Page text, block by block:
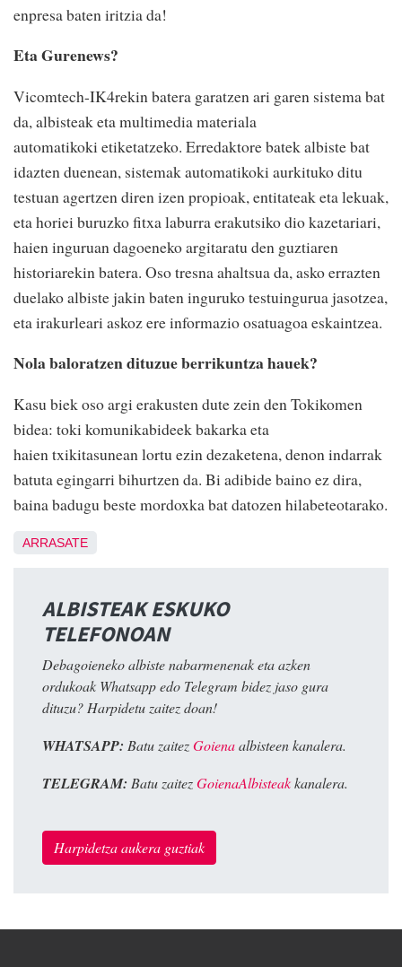
enpresa baten iritzia da!
Eta Gurenews?
Vicomtech-IK4rekin batera garatzen ari garen sistema bat
da, albisteak eta multimedia materiala
automatikoki etiketatzeko. Erredaktore batek albiste bat
idazten duenean, sistemak automatikoki aurkituko ditu
testuan agertzen diren izen propioak, entitateak eta lekuak,
eta horiei buruzko fitxa laburra erakutsiko dio kazetariari,
haien inguruan dagoeneko argitaratu den guztiaren
historiarekin batera. Oso tresna ahaltsua da, asko errazten
duelako albiste jakin baten inguruko testuingurua jasotzea,
eta irakurleari askoz ere informazio osatuagoa eskaintzea.
Nola baloratzen dituzue berrikuntza hauek?
Kasu biek oso argi erakusten dute zein den Tokikomen
bidea: toki komunikabideek bakarka eta
haien txikitasunean lortu ezin dezaketena, denon indarrak
batuta egingarri bihurtzen da. Bi adibide baino ez dira,
baina badugu beste mordoxka bat datozen hilabeteotarako.
ARRASATE
ALBISTEAK ESKUKO
TELEFONOAN
Debagoieneko albiste nabarmenenak eta azken
ordukoak Whatsapp edo Telegram bidez jaso gura
dituzu? Harpidetu zaitez doan!
WHATSAPP: Batu zaitezGoienaalbisteen kanalera.
TELEGRAM: Batu zaitezGoienaAlbisteakkanalera.
Harpidetza aukera guztiak